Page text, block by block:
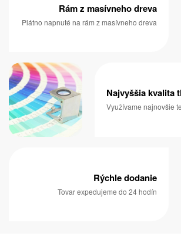
Rám z masívneho dreva
Plátno napnuté na rám z masívneho dreva
Najvyššia kvalita
Využívame najnovšie
Rýchle dodanie
Tovar expedujeme do 24 hodín